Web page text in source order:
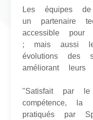
Les équipes de
un partenaire
accessible pour
; mais aussi le
évolutions des
améliorant leurs
"Satisfait par
compétence,
pratiqués par